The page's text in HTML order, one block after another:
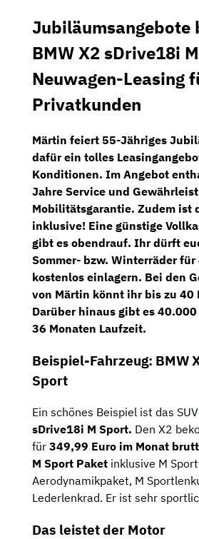
Jubiläumsangebote
BMW X2 sDrive18i
Neuwagen-Leasing
Privatkunden
Märtin feiert 55-Jähriges
dafür ein tolles
Konditionen. Im Angebot
Jahre Service und
Mobilitätsgarantie. Zudem ist
inklusive! Eine günstige
gibt es obendrauf. Ihr dürft
Sommer- bzw. Winterräder für
kostenlos einlagern. Bei den
von Märtin könnt ihr bis zu 40
Darüber hinaus gibt es
36 Monaten Laufzeit.
Beispiel-Fahrzeug: BMW
Sport
Ein schönes Beispiel ist das SUV
sDrive18i M Sport. Den X2
für 349,99 Euro im Monat
M Sport Paket inklusive M
Aerodynamikpaket, M
Lederlenkrad. Er ist sehr
Das leistet der Motor